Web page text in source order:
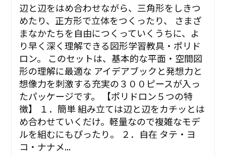
辺と辺をはめ合わせながら、三角形をしきつ
めたり、正方形で立体をつくったり、 さまざ
まなかたちを自由につくっていくうちに、よ
り早く深く理解できる図形学習教具・ポリド
ロン。 このセットは、基本的な平面・空間図
形の理解に最適な アイデアブックと発想力と
想像力を刺激する充実の３００ピースが入っ
たパッケージです。 【ポリドロン５つの特
徴】 １．簡単 組み立ては辺と辺をカチッとは
め合わせていくだけ。軽量なので複雑なモデ
ルを組むにもぴったり。 ２．自在 タテ・ヨ
コ・ナナメ...